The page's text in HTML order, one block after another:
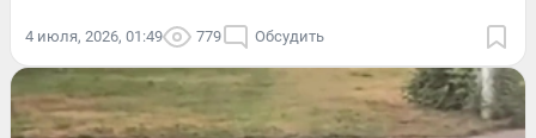
4 июля, 2026, 01:49 779 Обсудить